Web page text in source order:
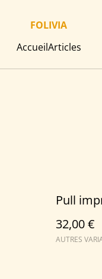
FOLIVIA
AccueilArticles
Pull
32,00 €
AUTRES